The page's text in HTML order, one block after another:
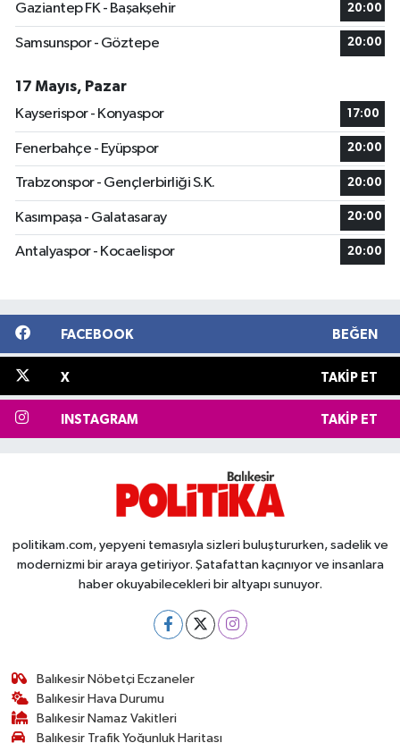
Gaziantep FK - Başakşehir 20:00
Samsunspor - Göztepe 20:00
17 Mayıs, Pazar
Kayserispor - Konyaspor
17:00
Fenerbahçe - Eyüpspor 20:00
Trabzonspor - Gençlerbirliği S.K. 20:00
Kasımpaşa - Galatasaray 20:00
Antalyaspor - Kocaelispor 20:00
FACEBOOK BEĞEN
X TAKIP ET
INSTAGRAM TAKIP ET
politikam.com, yepyeni temasıyla sizleri buluştururken, sadelik ve
modernizmi bir araya getiriyor. Şatafattan kaçınıyor ve insanlara
haber okuyabilecekleri bir altyapı sunuyor.
Balıkesir Nöbetçi Eczaneler
Balıkesir Hava Durumu
Balıkesir Namaz Vakitleri
Balıkesir Trafik Yoğunluk Haritası